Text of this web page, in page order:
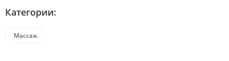
Категории:
Массаж